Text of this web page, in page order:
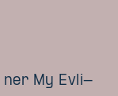
ner My Evli-